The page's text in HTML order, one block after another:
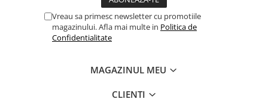
Vreau sa primesc newsletter cu promotiile
magazinului. Afla mai multe in Politica de
Confidentialitate
MAGAZINUL MEU
CLIENTI